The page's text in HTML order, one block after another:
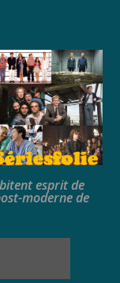
esprit de
moderne de